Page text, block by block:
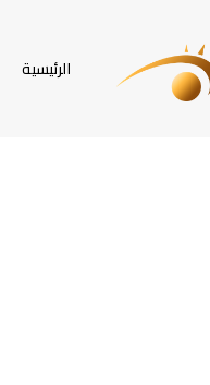
الرئيسية